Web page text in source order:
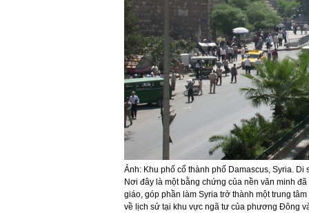
Ảnh: Khu phố cổ thành phố Damascus, Syria.
Nơi đây là một bằng chứng của nền văn minh
giáo, góp phần làm Syria trở thành một trung
về lịch sử tại khu vực ngã tư của phương Đông